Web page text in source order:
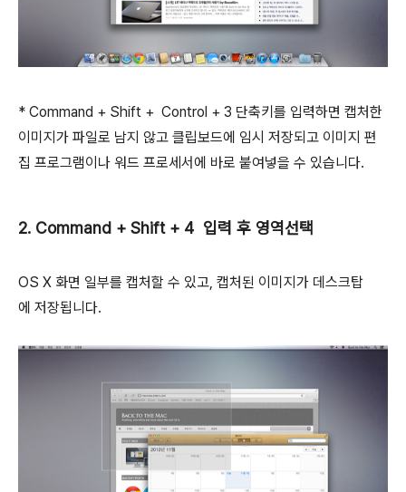
* Command + Shift + Control + 3 단축키를 입력하면 캡처한
이미지가 파일로 남지 않고 클립보드에 임시 저장되고 이미지 편
집 프로그램이나 워드 프로세서에 바로 붙여넣을 수 있습니다.
2. Command + Shift + 4 입력 후 영역선택
OS X 화면 일부를 캡처할 수 있고, 캡처된 이미지가 데스크탑
에 저장됩니다.